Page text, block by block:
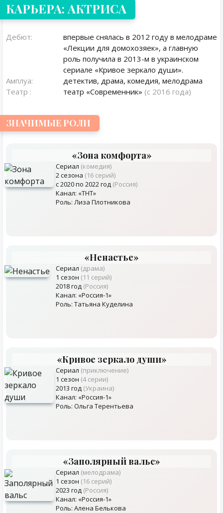
КАРЬЕРА: АКТРИСА
Дебют:
впервые снялась в 2012 году в мелодраме
«Лекции для домохозяек», а главную
роль получила в 2013-м в украинском
сериале «Кривое зеркало души».
Амплуа:
детектив, драма, комедия, мелодрама
Театр :
театр «Современник» (с 2016 года)
ЗНАЧИМЫЕ РОЛИ
«Зона комфорта»
Сериал (комедия)
2 сезона (16 серий)
с 2020 по 2022 год (Россия)
Канал: «ТНТ»
Роль: Лиза Плотникова
«Ненастье»
Сериал (драма)
1 сезон (11 серий)
2018 год (Россия)
Канал: «Россия-1»
Роль: Татьяна Куделина
«Кривое зеркало души»
Сериал (приключение)
1 сезон (4 серии)
2013 год (Украина)
Канал: «Россия-1»
Роль: Ольга Терентьева
«Заполярный вальс»
Сериал (мелодрама)
1 сезон (16 серий)
2023 год (Россия)
Канал: «Россия-1»
Роль: Алена Белькова